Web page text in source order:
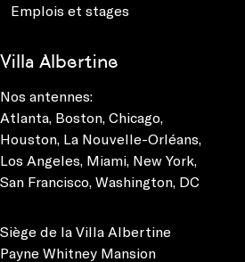
Emplois et stages
Villa Albertine
Nos antennes:
Atlanta Boston Chicago
Houston La Nouvelle-Orléans
Los Angeles Miami New York
San Francisco Washington, DC
Siège de la Villa Albertine
Payne Whitney Mansion